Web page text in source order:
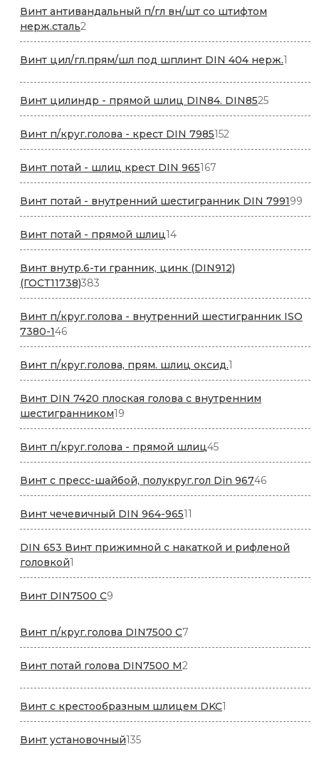
Винт антивандальный п/гл вн/шт со штифтом
нерж.сталь2
товара
Винт цил/гл.прям/шл под шплинт DIN 404 нерж.1
Винт цилиндр - прямой шлиц DIN84. DIN852525
товаров
Винт п/круг.голова - крест DIN 7985152
товара
Винт потай - шлиц крест DIN 965167
товаров
Винт потай - внутренний шестигранник DIN 799199
Винт потай - прямой шлиц1414
товаров
Винт внутр.6-ти гранник, цинк (DIN912)
(ГОСТ11738)383
товара
Винт п/круг.голова - внутренний шестигранник ISO
7380-14646
товаров
Винт п/круг.голова, прям. шлиц оксид.1
товар
Винт DIN 7420 плоская голова с внутренним
шестигранником19
товаров
Винт п/круг.голова - прямой шлиц4545
товаров
Винт с пресс-шайбой, полукруг.гол Din 9674646
товаров
Винт чечевичный DIN 964-96511
товаров
DIN 653 Винт прижимной с накаткой и рифленой
головкой1
товар
Винт DIN7500 С9
Винт п/круг.голова DIN7500 С7
товаров
Винт потай голова DIN7500 М2
Винт с крестообразным шлицем DKC1
товар
Винт установочный135135